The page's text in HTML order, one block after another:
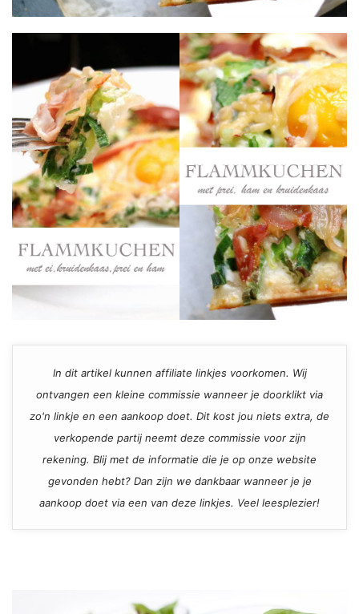
In dit artikel kunnen affiliate linkjes voorkomen. Wij
ontvangen een kleine commissie wanneer je doorklikt via
zo'n linkje en een aankoop doet. Dit kost jou niets extra, de
verkopende partij neemt deze commissie voor zijn
rekening. Blij met de informatie die je op onze website
gevonden hebt? Dan zijn we dankbaar wanneer je je
aankoop doet via een van deze linkjes. Veel leesplezier!